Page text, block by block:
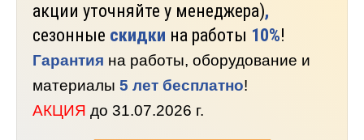
акции уточняйте у менеджера),
сезонные скидки на работы 10%!
Гарантия на работы, оборудование и
материалы 5 лет бесплатно!
АКЦИЯ до 31.07.2026 г.